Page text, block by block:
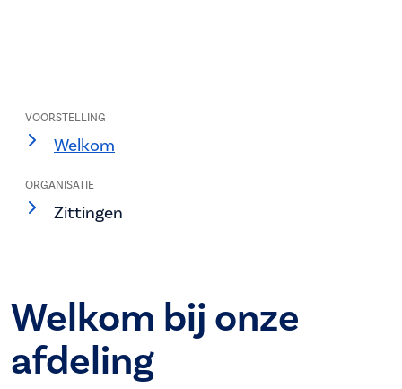
VOORSTELLING
Welkom
ORGANISATIE
Zittingen
Welkom bij onze
afdeling